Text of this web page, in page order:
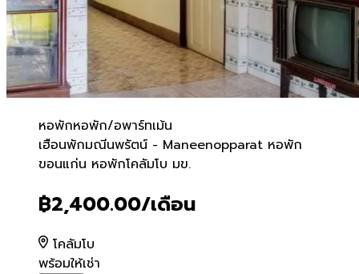
หอพักหอพัก/อพาร์ทเม้น
เฮือนพักมณีนพรัตน์ -
เฮือนพักมณีนพรัตน์ - Maneenopparat หอพัก
ขอนแก่น หอพักโคลัมโบ มข.
฿2,400.00/เดือน
โคลัมโบ
พร้อมให้เช่า